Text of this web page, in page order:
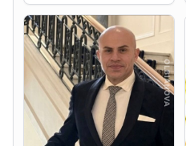
Giuseppe Saba
5 agosto 2026